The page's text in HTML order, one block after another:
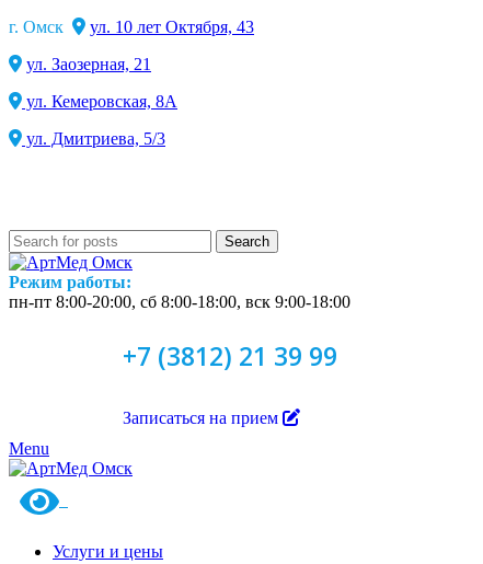
г. Омск
ул. 10 лет Октября, 43
ул. Заозерная, 21
ул. Кемеровская, 8А
ул. Дмитриева, 5/3
Search
Режим работы:
пн-пт 8:00-20:00, сб 8:00-18:00, вск 9:00-18:00
+7 (3812) 21 39 99
Записаться на прием
Menu
Услуги и цены